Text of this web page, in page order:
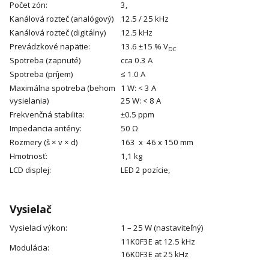
Počet zón:
3,
Kanálová rozteč (analógový)
12.5 / 25 kHz
Kanálová rozteč (digitálny)
12.5 kHz
Prevádzkové napätie:
13.6 ±15 % VDC
Spotreba (zapnuté)
cca 0.3 A
Spotreba (príjem)
≤ 1.0 A
Maximálna spotreba (behom
vysielania)
1 W: < 3 A
25 W: < 8 A
Frekvenčná stabilita:
±0.5 ppm
Impedancia antény:
50 Ω
Rozmery (š × v × d)
163 x 46 x 150 mm
Hmotnosť:
1,1 kg
LCD displej:
LED 2 pozície,
Vysielač
Vysielací výkon:
1 – 25 W (nastaviteľný)
Modulácia:
11K0F3E at 12.5 kHz
16K0F3E at 25 kHz